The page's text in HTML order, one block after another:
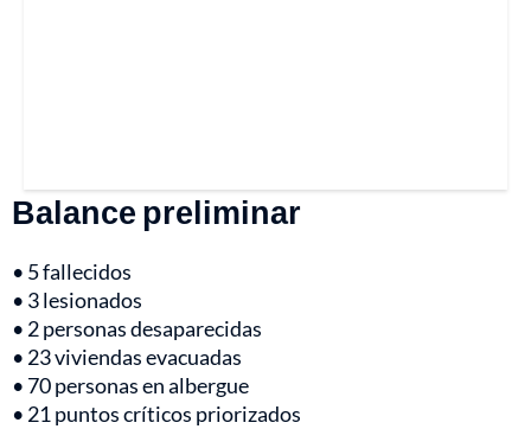
Balance preliminar
• 5 fallecidos
• 3 lesionados
• 2 personas desaparecidas
• 23 viviendas evacuadas
• 70 personas en albergue
• 21 puntos críticos priorizados